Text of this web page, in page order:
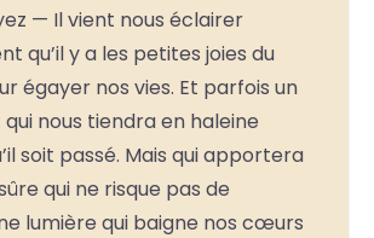
— Il vient nous éclairer
qu’il y a les petites joies du
égayer nos vies. Et parfois un
nous tiendra en haleine
soit passé. Mais qui apportera
qui ne risque pas de
lumière qui baigne nos cœurs